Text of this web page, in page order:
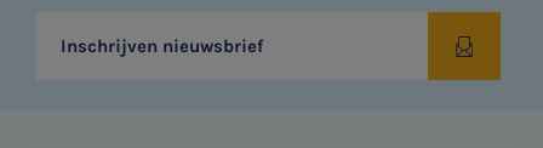
Inschrijven nieuwsbrief